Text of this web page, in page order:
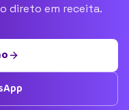
direto em receita.